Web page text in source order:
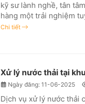
kỹ sư lành nghề, tân
hàng một trải nghiệm
Chi tiết
Xử lý nước thải tại
Ngày đăng: 11-06-2025
Dịch vụ xử lý nước thải